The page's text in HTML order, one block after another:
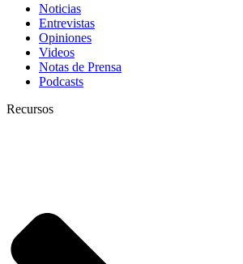
Noticias
Entrevistas
Opiniones
Videos
Notas de Prensa
Podcasts
Recursos